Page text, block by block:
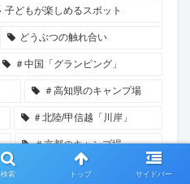
子どもが楽しめるスポット
どうぶつの触れ合い
＃中国「グランピング」
＃高知県のキャンプ場
＃北陸/甲信越「川岸」
＃京都のキャンプ場
バーベキューができる道の駅
検索 トップ サイドバー